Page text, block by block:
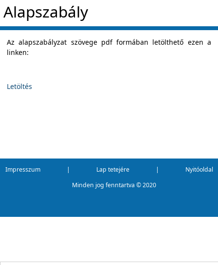
Alapszabály
Az alapszabályzat szövege pdf formában letölthető ezen a
linken:
Letöltés
Impresszum | Lap tetejére |
Nyitóoldal
Minden jog fenntartva ©2020